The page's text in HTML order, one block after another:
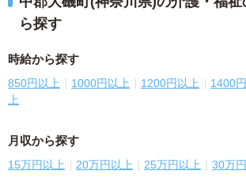
ら探す
時給から探す
850円以上 1000円以上 1200円以上 1400
上
月収から探す
15万円以上 20万円以上 25万円以上 30万